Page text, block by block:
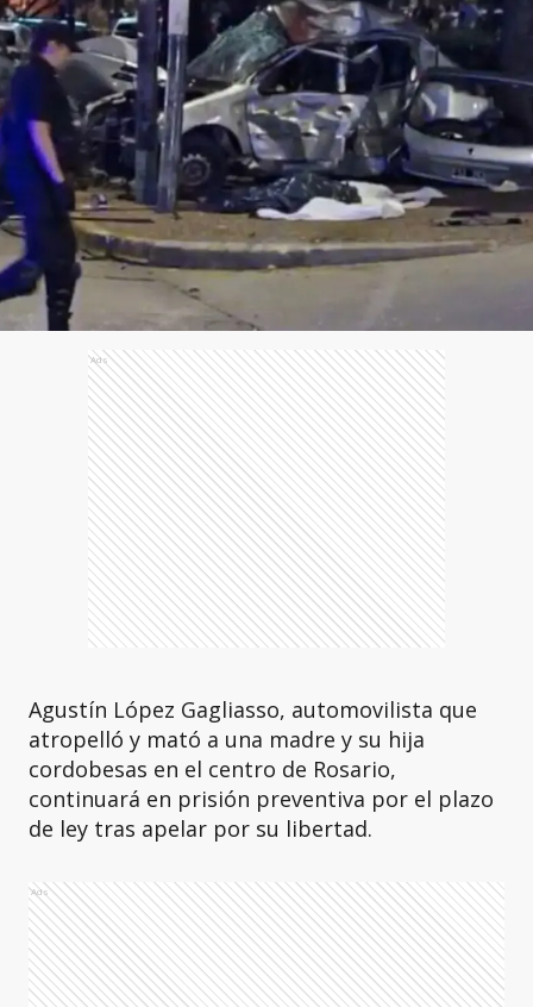
Ads
Agustín López Gagliasso, automovilista que
atropelló y mató a una madre y su hija
cordobesas en el centro de Rosario,
continuará en prisión preventiva por el plazo
de ley tras apelar por su libertad.
Ads